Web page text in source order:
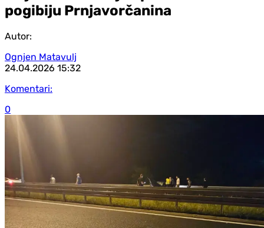
pogibiju Prnjavorčanina
Autor:
Ognjen Matavulj
24.04.2026 15:32
Komentari:
0